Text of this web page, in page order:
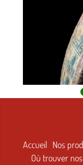
Accueil Nos
Où trouver